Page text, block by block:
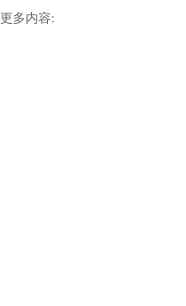
更多内容: